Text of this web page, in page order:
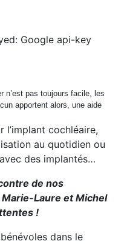
Google api-key
n’est pas toujours facile, les
apportent alors, une aide
l’implant cochléaire,
au quotidien ou
des implantés…
de nos
Laure et Michel
!
dans le